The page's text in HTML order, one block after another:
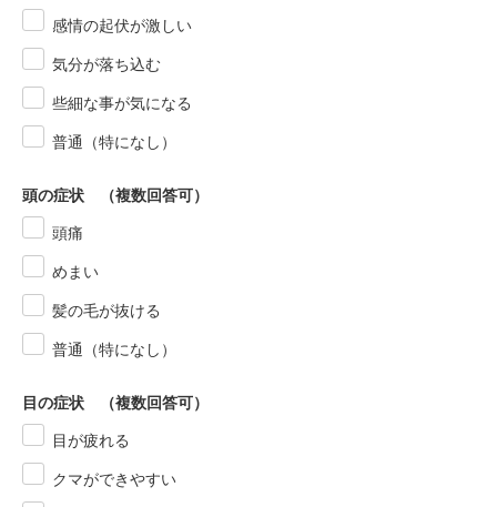
感情の起伏が激しい
気分が落ち込む
些細な事が気になる
普通（特になし）
頭の症状 （複数回答可）
頭痛
めまい
髪の毛が抜ける
普通（特になし）
目の症状 （複数回答可）
目が疲れる
クマができやすい